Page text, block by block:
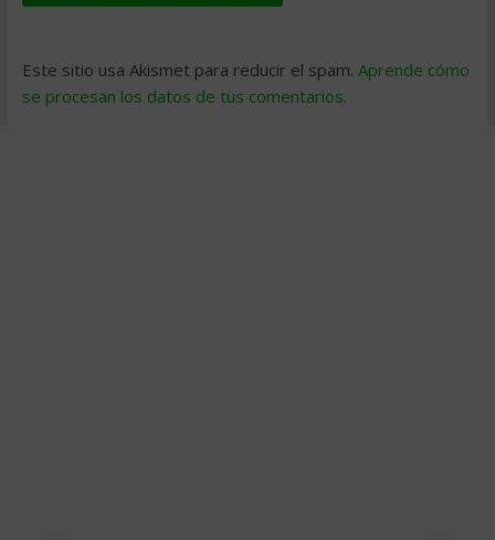
Este sitio usa Akismet para reducir el spam. Aprende cómo
se procesan los datos de tus comentarios.